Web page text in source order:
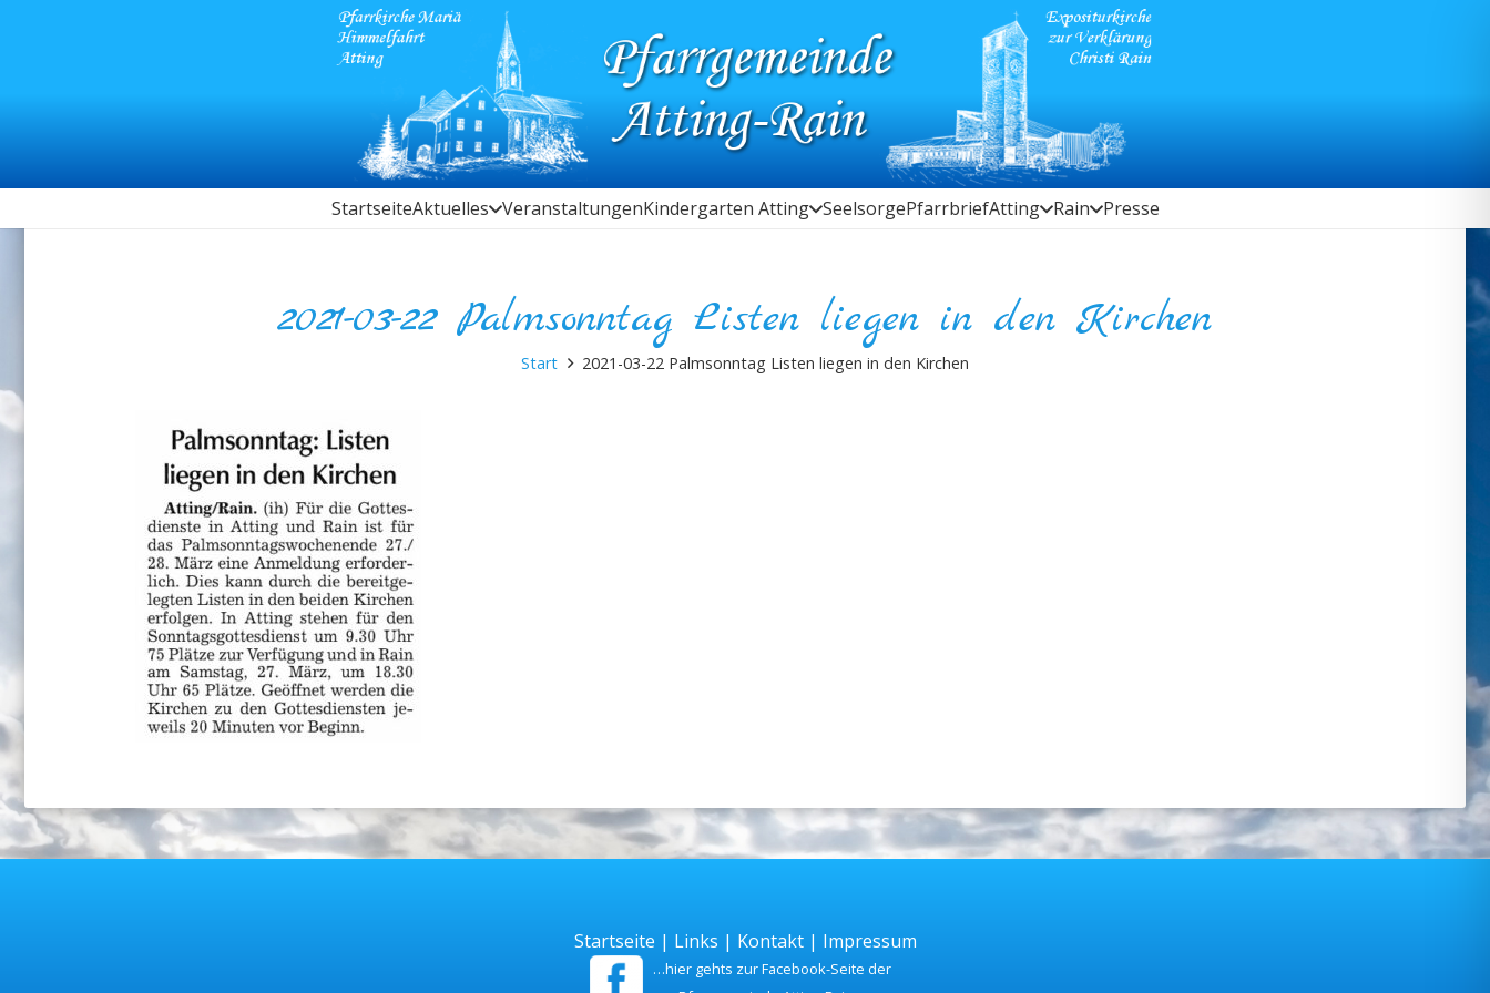
StartseiteAktuelles VeranstaltungenKindergarten Atting SeelsorgePfarrbriefAtting Rain Presse
2021-03-22 Palmsonntag Listen liegen in den Kirchen
Start 2021-03-22 Palmsonntag Listen liegen in den Kirchen
Startseite | Links | Kontakt| Impressum
…hier gehts zur Facebook-Seite der